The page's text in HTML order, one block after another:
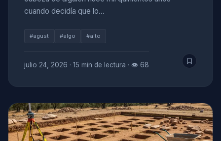
cuando decidía que lo…
#agust #algo #alto
julio 24, 2026 · 15 min de lectura · 👁 68